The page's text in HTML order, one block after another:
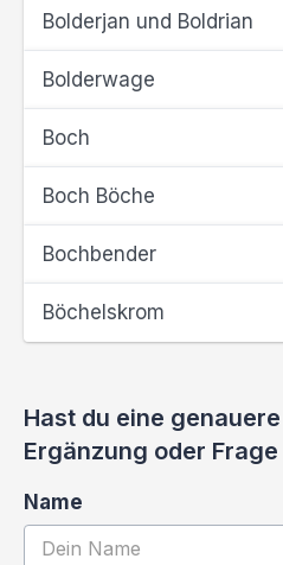
Bolderjan und Boldrian
Bolderwage
Boch
Boch Böche
Bochbender
Böchelskrom
Hast du eine
Ergänzung oder
Name